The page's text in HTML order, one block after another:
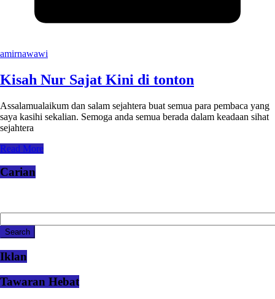
amirnawawi
Kisah Nur Sajat Kini di tonton
Assalamualaikum dan salam sejahtera buat semua para pembaca yang
saya kasihi sekalian. Semoga anda semua berada dalam keadaan sihat
sejahtera
Read More
Carian
Iklan
Tawaran Hebat